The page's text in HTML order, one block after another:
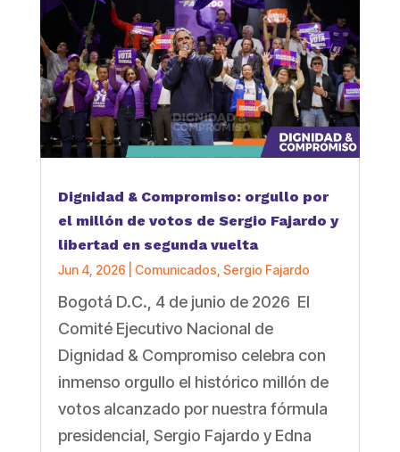
Dignidad & Compromiso: orgullo por
el millón de votos de Sergio Fajardo y
libertad en segunda vuelta
Jun 4, 2026 Comunicados Sergio Fajardo
Bogotá D.C., 4 de junio de 2026 El
Comité Ejecutivo Nacional de
Dignidad & Compromiso celebra con
inmenso orgullo el histórico millón de
votos alcanzado por nuestra fórmula
presidencial, Sergio Fajardo y Edna